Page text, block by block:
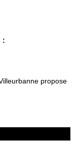
:
propose